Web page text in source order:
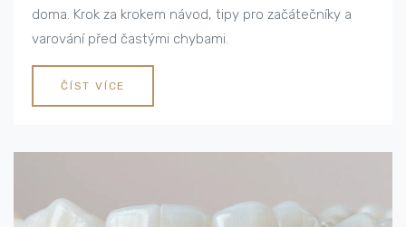
doma. Krok za krokem návod, tipy pro začátečníky a
varování před častými chybami.
ČÍST VÍCE